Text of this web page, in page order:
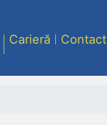
Carieră Contact